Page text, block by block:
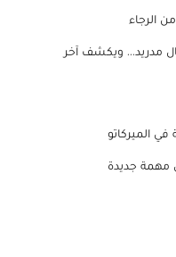
الرجاء
مدريد... ويكشف آخر
في الميركاتو
مهمة جديدة